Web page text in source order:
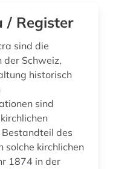
arzneimittelwechselwirkung (1)
/ Register
sind die
der Schweiz,
historisch
sind
des
solche kirchlichen
1874 in der